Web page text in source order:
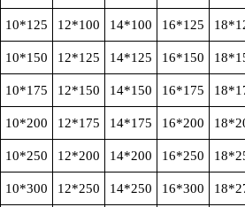
10*125 12*100 14*100 16*125
10*150 12*125 14*125 16*150
10*175 12*150 14*150 16*175
10*200 12*175 14*175 16*200
10*250 12*200 14*200 16*250
10*300 12*250 14*250 16*300